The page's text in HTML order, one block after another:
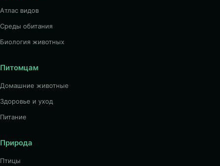
Атлас видов
Среды обитания
Биология животных
Питомцам
Домашние животные
Здоровье и уход
Питание
Природа
Птицы